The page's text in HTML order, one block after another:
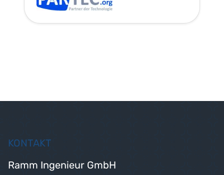
2016…
KONTAKT
Ramm Ingenieur GmbH